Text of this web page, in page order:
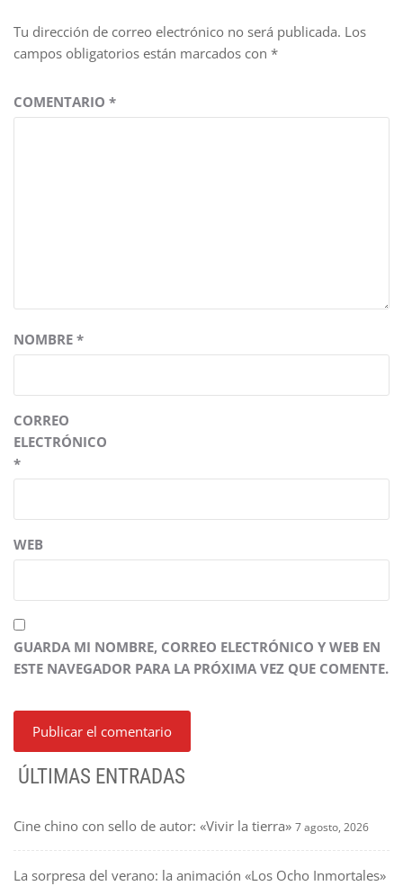
Tu dirección de correo electrónico no será publicada. Los
campos obligatorios están marcados con *
COMENTARIO *
NOMBRE *
CORREO
ELECTRÓNICO
*
WEB
GUARDA MI NOMBRE, CORREO ELECTRÓNICO Y WEB EN
ESTE NAVEGADOR PARA LA PRÓXIMA VEZ QUE COMENTE.
ÚLTIMAS ENTRADAS
Cine chino con sello de autor: «Vivir la tierra» 7 agosto, 2026
La sorpresa del verano: la animación «Los Ocho Inmortales»